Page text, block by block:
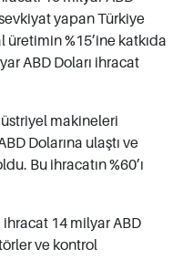
yapan Türkiye
%15’ine katkıda
ABD Doları ihracat
makineleri
Dolarına ulaştı ve
Bu ihracatın %60’ı
ihracat 14 milyar ABD
ve kontrol